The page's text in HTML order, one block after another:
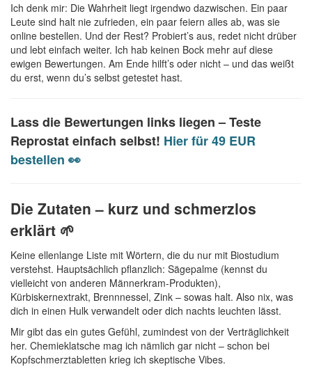
Ich denk mir: Die Wahrheit liegt irgendwo dazwischen. Ein paar
Leute sind halt nie zufrieden, ein paar feiern alles ab, was sie
online bestellen. Und der Rest? Probiert’s aus, redet nicht drüber
und lebt einfach weiter. Ich hab keinen Bock mehr auf diese
ewigen Bewertungen. Am Ende hilft’s oder nicht – und das weißt
du erst, wenn du’s selbst getestet hast.
Lass die Bewertungen links liegen –Teste
Reprostat einfach selbst! Hier für 49 EUR
bestellen 👀
Die Zutaten – kurz und schmerzlos
erklärt 🌱
Keine ellenlange Liste mit Wörtern, die du nur mit Biostudium
verstehst. Hauptsächlich pflanzlich: Sägepalme (kennst du
vielleicht von anderen Männerkram-Produkten),
Kürbiskernextrakt, Brennnessel, Zink – sowas halt. Also nix, was
dich in einen Hulk verwandelt oder dich nachts leuchten lässt.
Mir gibt das ein gutes Gefühl, zumindest von der Verträglichkeit
her. Chemieklatsche mag ich nämlich gar nicht – schon bei
Kopfschmerztabletten krieg ich skeptische Vibes.